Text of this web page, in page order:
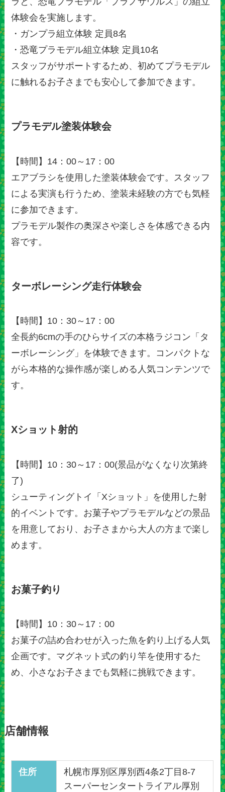
体験会を実施します。
・ガンプラ組立体験 定員8名
・恐竜プラモデル組立体験 定員10名
スタッフがサポートするため、初めてプラモデル
に触れるお子さまでも安心して参加できます。
プラモデル塗装体験会
【時間】14：00～17：00
エアブラシを使用した塗装体験会です。スタッフ
による実演も行うため、塗装未経験の方でも気軽
に参加できます。
プラモデル製作の奥深さや楽しさを体感できる内
容です。
ターボレーシング走行体験会
【時間】10：30～17：00
全長約6cmの手のひらサイズの本格ラジコン「タ
ーボレーシング」を体験できます。コンパクトな
がら本格的な操作感が楽しめる人気コンテンツで
す。
Xショット射的
【時間】10：30～17：00(景品がなくなり次第終
了)
シューティングトイ「Xショット」を使用した射
的イベントです。お菓子やプラモデルなどの景品
を用意しており、お子さまから大人の方まで楽し
めます。
お菓子釣り
【時間】10：30～17：00
お菓子の詰め合わせが入った魚を釣り上げる人気
企画です。マグネット式の釣り竿を使用するた
め、小さなお子さまでも気軽に挑戦できます。
店舗情報
住所
札幌市厚別区厚別西4条2丁目8-7
スーパーセンタートライアル厚別